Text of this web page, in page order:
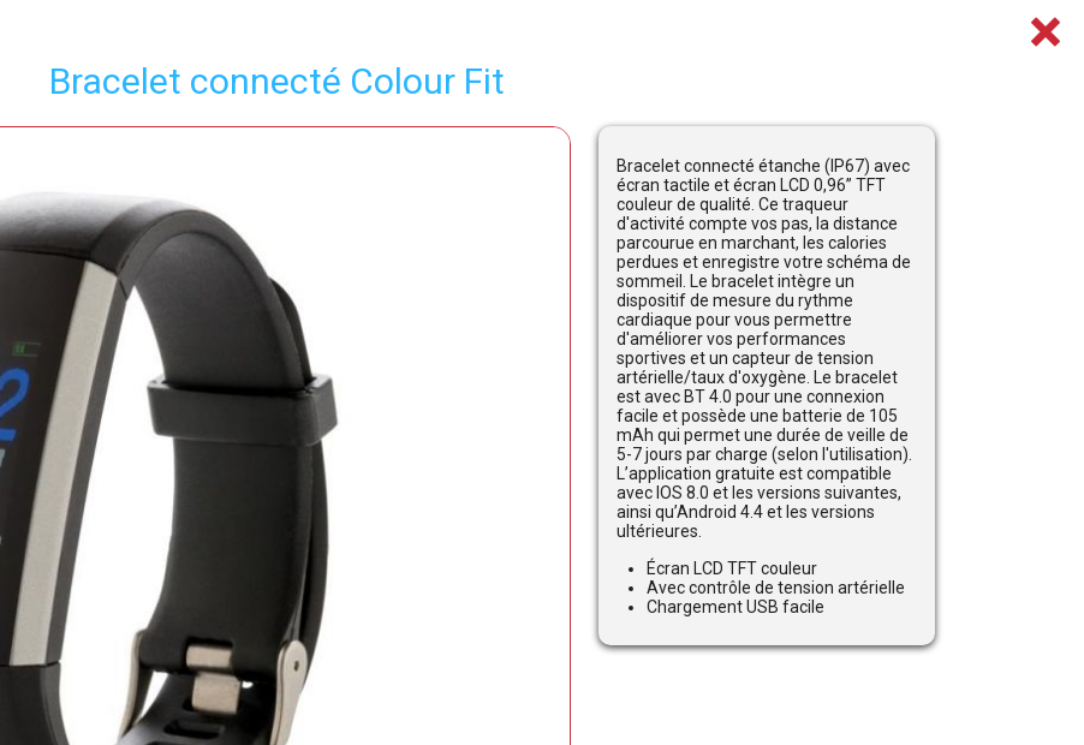
Bracelet connecté Colour Fit
Bracelet connecté étanche (IP67) avec
écran tactile et écran LCD 0,96” TFT
couleur de qualité. Ce traqueur
d'activité compte vos pas, la distance
parcourue en marchant, les calories
perdues et enregistre votre schéma de
sommeil. Le bracelet intègre un
dispositif de mesure du rythme
cardiaque pour vous permettre
d'améliorer vos performances
sportives et un capteur de tension
artérielle/taux d'oxygène. Le bracelet
est avec BT 4.0 pour une connexion
facile et possède une batterie de 105
mAh qui permet une durée de veille de
5-7 jours par charge (selon l'utilisation).
L’application gratuite est compatible
avec IOS 8.0 et les versions suivantes,
ainsi qu’Android 4.4 et les versions
ultérieures.
Écran LCD TFT couleur
Avec contrôle de tension artérielle
Chargement USB facile